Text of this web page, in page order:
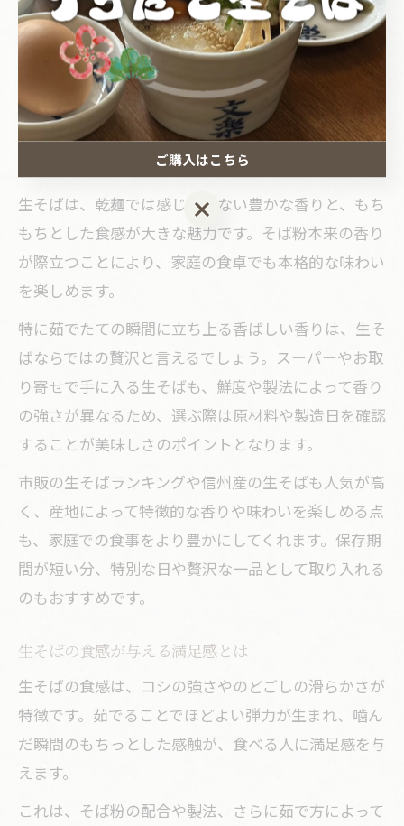
生そばの食感と香りで変わる
食卓体験
食卓を彩る生そばの魅力と香りの秘密
生そばは、乾麺では感じられない豊かな香りと、もち
もちとした食感が大きな魅力です。そば粉本来の香り
が際立つことにより、家庭の食卓でも本格的な味わい
を楽しめます。
特に茹でたての瞬間に立ち上る香ばしい香りは、生そ
ばならではの贅沢と言えるでしょう。スーパーやお取
り寄せで手に入る生そばも、鮮度や製法によって香り
の強さが異なるため、選ぶ際は原材料や製造日を確認
することが美味しさのポイントとなります。
市販の生そばランキングや信州産の生そばも人気が高
く、産地によって特徴的な香りや味わいを楽しめる点
も、家庭での食事をより豊かにしてくれます。保存期
間が短い分、特別な日や贅沢な一品として取り入れる
のもおすすめです。
生そばの食感が与える満足感とは
生そばの食感は、コシの強さやのどごしの滑らかさが
特徴です。茹でることでほどよい弾力が生まれ、噛ん
だ瞬間のもちっとした感触が、食べる人に満足感を与
えます。
これは、そば粉の配合や製法、さらに茹で方によって
ご購入はこちら
ご購入はこちら